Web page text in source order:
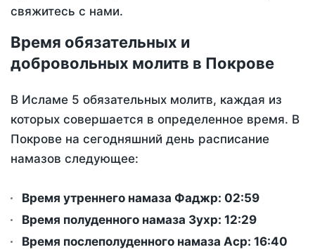
свяжитесь с нами.
Время обязательных и
добровольных молитв в Покрове
В Исламе 5 обязательных молитв, каждая из
которых совершается в определенное время. В
Покрове на сегодняшний день расписание
намазов следующее:
Время утреннего намаза Фаджр: 02:59
Время полуденного намаза Зухр: 12:29
Время послеполуденного намаза Аср: 16:40